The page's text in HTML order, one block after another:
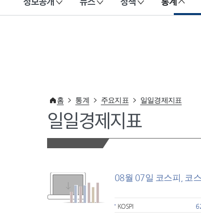
이 누리집은 대한민국 공식 전자정부 누리집입니다.
홈 통계 주요지표 일일경제지표
일일경제지표
08월 07일 코스피, 코
KOSPI